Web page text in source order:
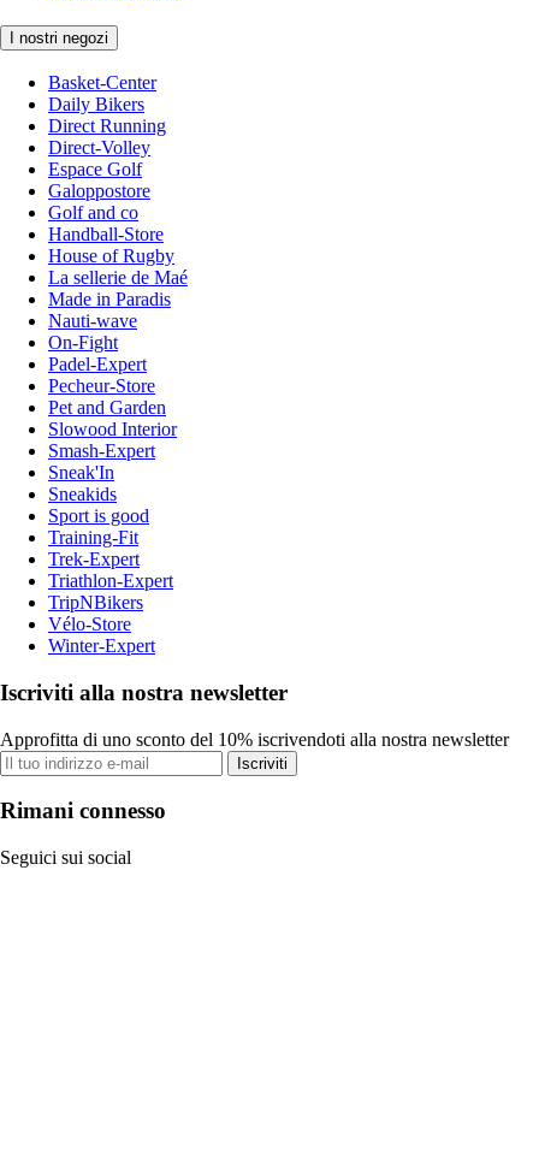
I nostri negozi
Basket-Center
Daily Bikers
Direct Running
Direct-Volley
Espace Golf
Galoppostore
Golf and co
Handball-Store
House of Rugby
La sellerie de Maé
Made in Paradis
Nauti-wave
On-Fight
Padel-Expert
Pecheur-Store
Pet and Garden
Slowood Interior
Smash-Expert
Sneak'In
Sneakids
Sport is good
Training-Fit
Trek-Expert
Triathlon-Expert
TripNBikers
Vélo-Store
Winter-Expert
Iscriviti alla nostra newsletter
Approfitta di uno sconto del 10% iscrivendoti alla nostra newsletter
Iscriviti
Rimani connesso
Seguici sui social